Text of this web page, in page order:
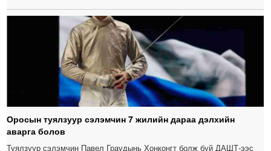
Оросын туялзуур сэлэмчин 7 жилийн дараа дэлхийн
аварга болов
Туялзуур сэлэмчин Павел Граудынь Хонконгт болж буй ДАШТ-ээс